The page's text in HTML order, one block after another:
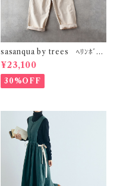
sasanqua by trees ﾍﾘﾝﾎﾞｰﾝ
ﾜｰｸｵｰﾙ (ｱｲﾎﾞﾘｰ) AN-313
¥23,100
30%OFF